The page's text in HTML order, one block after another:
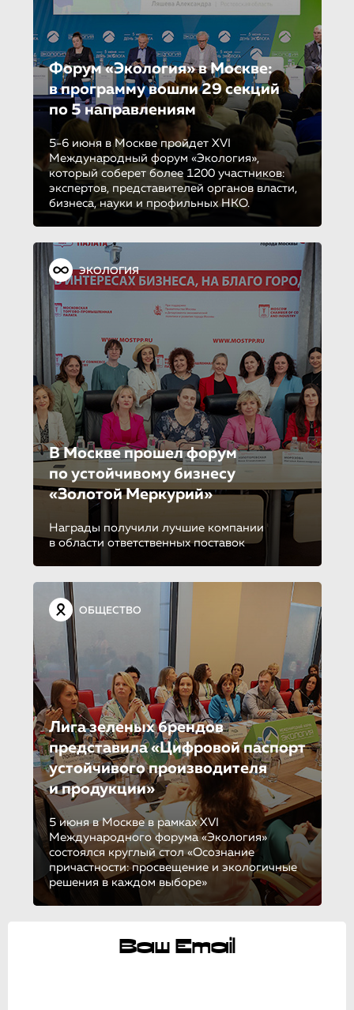
Форум «Экология» в Москве:
в программу вошли 29 секций
по 5 направле­ни­ям
5-6 июня в Москве пройдет XVI
Международный форум «Экология»,
который соберет более 1200 участников:
экспертов, представителей органов власти,
бизнеса, науки и профильных НКО.
ЭКОЛОГИЯ
В Москве прошел форум
по устойчиво­му бизнесу
«Золотой Меркурий»
Награды получили лучшие компании
в области ответственных поставок
ОБЩЕСТВО
Лига зеленых брендов
представила «Цифровой паспорт
устойчивого производителя
и продукции»
5 июня в Москве в рамках XVI
Международного форума «Экология»
состоялся круглый стол «Осознание
причастности: просвещение и экологичные
решения в каждом выборе»
Ваш Email